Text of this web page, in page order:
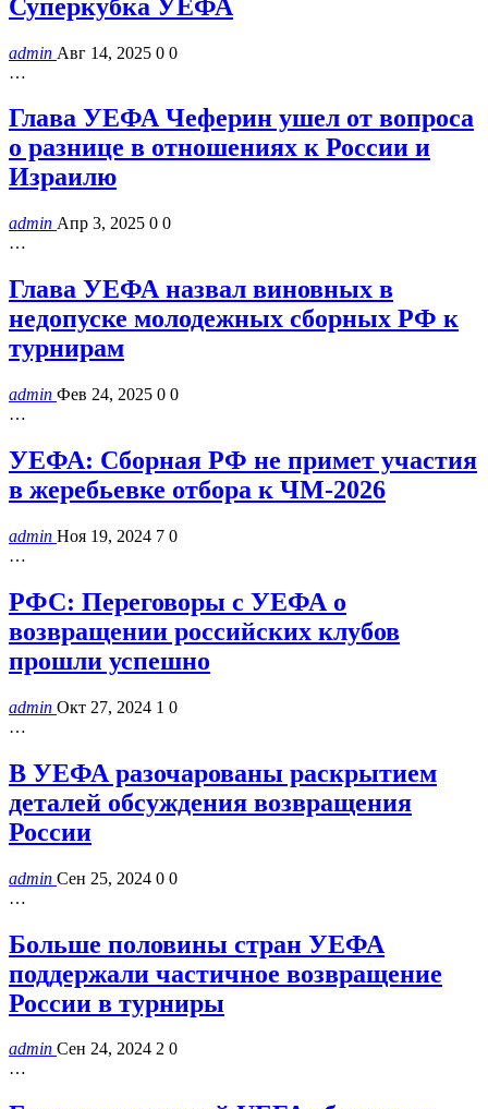
Суперкубка УЕФА
admin Авг 14, 2025 0 0
…
Глава УЕФА Чеферин ушел от вопроса
о разнице в отношениях к России и
Израилю
admin Апр 3, 2025 0 0
…
Глава УЕФА назвал виновных в
недопуске молодежных сборных РФ к
турнирам
admin Фев 24, 2025 0 0
…
УЕФА: Сборная РФ не примет участия
в жеребьевке отбора к ЧМ-2026
admin Ноя 19, 2024 7 0
…
РФС: Переговоры с УЕФА о
возвращении российских клубов
прошли успешно
admin Окт 27, 2024 1 0
…
В УЕФА разочарованы раскрытием
деталей обсуждения возвращения
России
admin Сен 25, 2024 0 0
…
Больше половины стран УЕФА
поддержали частичное возвращение
России в турниры
admin Сен 24, 2024 2 0
…